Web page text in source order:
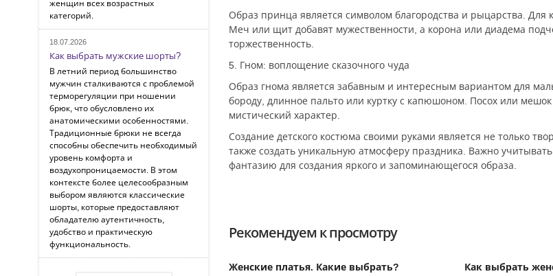
женщин всех возрастных
категорий.
18.07.2026
Как выбрать мужские шорты?
В летний период большинство
мужчин сталкиваются с проблемой
терморегуляции при ношении
брюк, что обусловлено их
анатомическими особенностями.
Традиционные брюки не всегда
способны обеспечить необходимый
уровень комфорта и
воздухопроницаемости. В этом
контексте более целесообразным
выбором являются классические
шорты, которые предоставляют
обладателю аутентичность,
удобство и практическую
функциональность.
Образ принца является символом благородства и рыцарства.
Меч или щит добавят мужественности, а корона или диадема
торжественность.
5. Гном: воплощение сказочного чуда
Образ гнома является забавным и интересным вариантом для
бороду, длинное пальто или куртку с капюшоном. Посох или
мистический характер.
Создание детского костюма своими руками является не только
также создать уникальную атмосферу праздника. Важно
фантазию для создания яркого и запоминающегося образа.
Рекомендуем к просмотру
Женские платья. Какие выбрать? Как выбрать